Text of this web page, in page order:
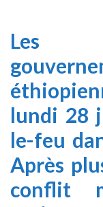
Les
lundi 28
le-feu
Après
conflit